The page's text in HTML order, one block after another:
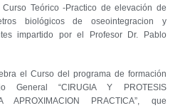
Teórico -Practico de elevación de
biológicos de oseointegracion y
impartido por el Profesor Dr. Pablo
el Curso del programa de formación
General “CIRUGIA Y PROTESIS
APROXIMACION PRACTICA”, que